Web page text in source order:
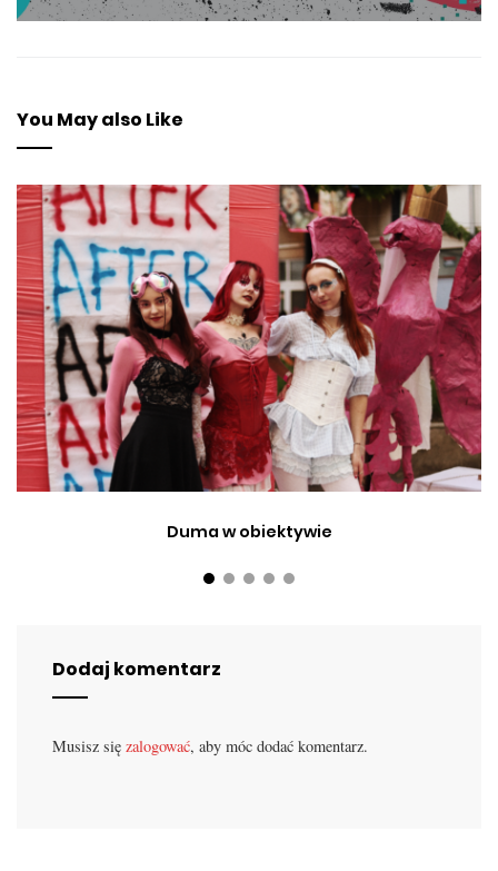
You May also Like
Duma w obiektywie
Dodaj komentarz
Musisz się zalogować, aby móc dodać komentarz.